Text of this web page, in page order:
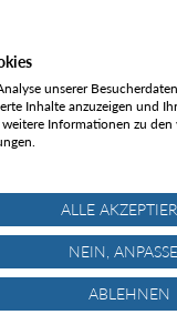
2025
unserer
Inhalte anzuzeigen und
Informationen zu
ALLE
NEIN,
ABLEHNEN